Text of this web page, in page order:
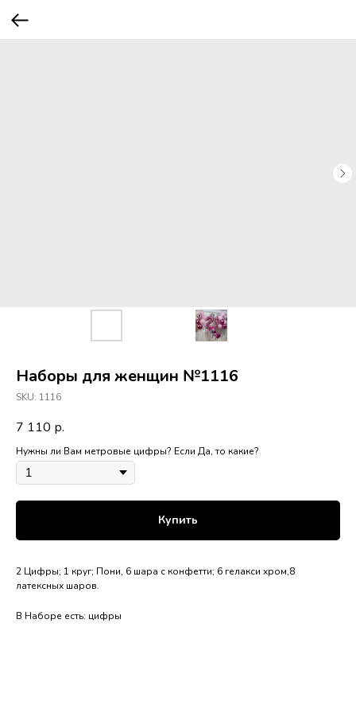
Наборы для женщин №1116
SKU: 1116
7 110 р.
Нужны ли Вам метровые цифры? Если Да, то какие?
Купить
2 Цифры; 1 круг; Пони, 6 шара с конфетти; 6 гелакси хром,8
латексных шаров.
В Наборе есть: цифры